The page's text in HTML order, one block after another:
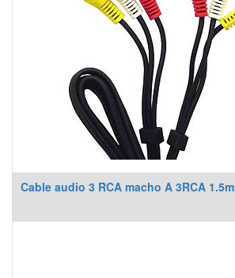
Cable audio 3 RCA macho A 3RCA 1.5m